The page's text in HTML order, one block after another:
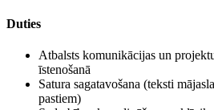
Duties
Atbalsts komunikācijas un
īstenošanā
Satura sagatavošana (teksti
pastiem)